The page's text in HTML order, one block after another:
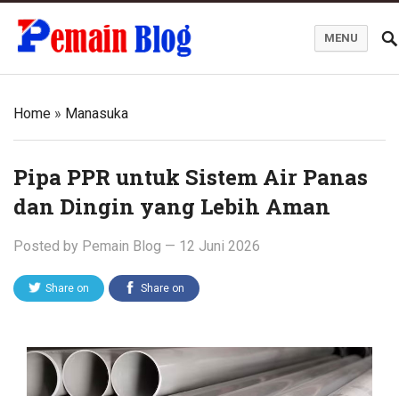
MENU
Home » Manasuka
Pipa PPR untuk Sistem Air Panas
dan Dingin yang Lebih Aman
Posted by Pemain Blog — 12 Juni 2026
Share on Share on